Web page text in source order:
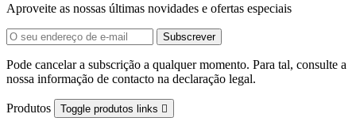
Aproveite as nossas últimas novidades e ofertas especiais
Pode cancelar a subscrição a qualquer momento. Para tal, consulte a
nossa informação de contacto na declaração legal.
Produtos Toggle produtos links 